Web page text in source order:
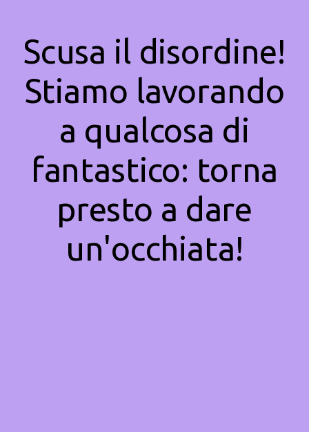
Scusa il disordine!
Stiamo lavorando
a qualcosa di
fantastico: torna
presto a dare
un'occhiata!